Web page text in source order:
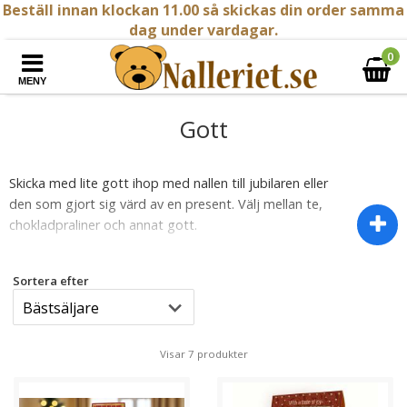
Beställ innan klockan 11.00 så skickas din order samma
dag under vardagar.
MENY
0
Gott
Skicka med lite gott ihop med nallen till jubilaren eller
den som gjort sig värd av en present. Välj mellan te,
chokladpraliner och annat gott.
av konsumtion, det är också ett sätt att skapa glädje,
njutning och gemenskap. Godis och choklad har en unik
förmåga att sätta guldkant på tillfällen och förgylla
För många är godis och choklad en form av belöning
Sortera efter
Visar 7 produkter